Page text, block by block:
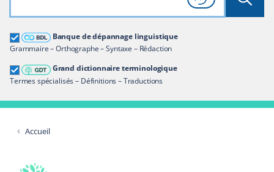
Banque de dépannage linguistique
Grammaire – Orthographe – Syntaxe – Rédaction
Grand dictionnaire terminologique
Termes spécialisés – Définitions – Traductions
Grand dictionnaire terminologique
Restreindre aux termes
Accueil